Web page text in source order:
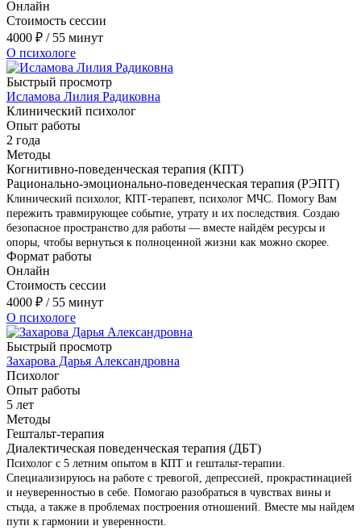
Онлайн
Стоимость сессии
4000 ₽ / 55 минут
О психологе
Быстрый просмотр
Исламова Лилия Радиковна
Клинический психолог
Опыт работы
2 года
Методы
Когнитивно-поведенческая терапия (КПТ)
Рационально-эмоционально-поведенческая терапия (РЭПТ)
Клинический психолог, КПТ-терапевт, психолог МЧС. Помогу Вам
пережить травмирующее событие, утрату и их последствия. Создаю
безопасное пространство для работы — вместе найдём ресурсы и
опоры, чтобы вернуться к полноценной жизни как можно скорее.
Формат работы
Онлайн
Стоимость сессии
4000 ₽ / 55 минут
О психологе
Быстрый просмотр
Захарова Дарья Александровна
Психолог
Опыт работы
5 лет
Методы
Гештальт-терапия
Диалектическая поведенческая терапия (ДБТ)
Психолог с 5 летним опытом в КПТ и гештальт-терапии.
Специализируюсь на работе с тревогой, депрессией, прокрастинацией
и неуверенностью в себе. Помогаю разобраться в чувствах вины и
стыда, а также в проблемах построения отношений. Вместе мы найдем
пути к гармонии и уверенности.